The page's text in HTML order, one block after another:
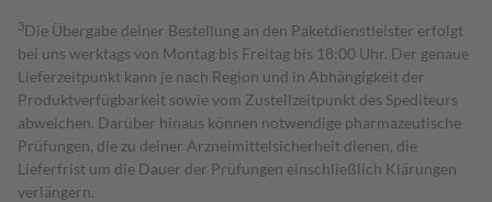
3Die Übergabe deiner Bestellung an den Paketdienstleister erfolgt
bei uns werktags von Montag bis Freitag bis 18:00 Uhr. Der genaue
Lieferzeitpunkt kann je nach Region und in Abhängigkeit der
Produktverfügbarkeit sowie vom Zustellzeitpunkt des Spediteurs
abweichen. Darüber hinaus können notwendige pharmazeutische
Prüfungen, die zu deiner Arzneimittelsicherheit dienen, die
Lieferfrist um die Dauer der Prüfungen einschließlich Klärungen
verlängern.